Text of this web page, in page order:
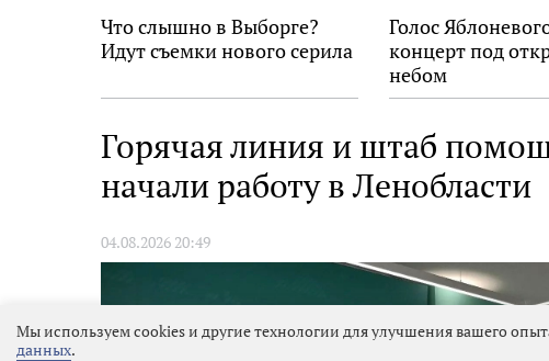
Что слышно в Выборге?
Идут съемки нового серила
Голос
концерт под
небом
Горячая линия и штаб
начали работу в Ленобласти
04.08.2026 20:49
Мы используем cookies и другие технологии для улучшения вашего
данных.